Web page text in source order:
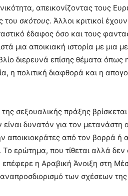
απεικονίζοντας τους
του σκότους. Άλλοι κριτικοί
έδαφος όσο και τους
μια αποικιακή ιστορία με
διερευνά επίσης θέματα
η πολιτική διαφθορά και η
σεξουαλικής πράξης
δυνατόν για τον μετανάστη
αποικιοκράτες από τον βορρά ή
ερώτημα, που τίθεται αλλά δεν
επέφερε η Αραβική Άνοιξη στη
των σχέσεων της